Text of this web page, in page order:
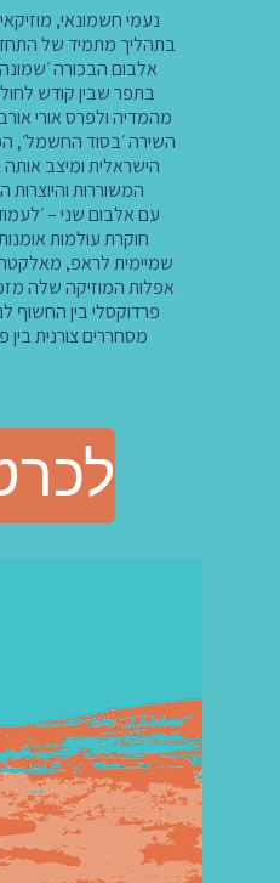
נעמי חשמונאי,
בתהליך מתמיד של
בתפר שבין קודש
מהמדיה ולפרס אורי
השירה ׳בסוד החשמל׳,
הישראלית ומיצב
המשוררות והיוצרות
עם אלבום שני –
חוקרת עולמות
שמיימית לראפ,
אפלות המוזיקה שלה
פרדוקסלי בין החשוף
מסחררים צורנית בין